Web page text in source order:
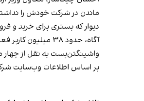
ماندن در شرکت خودش را
آگاه، حدود ۳۸ میلیون کاربر فعال دارد.
واشینگتن‌پست به نقل از چهار
بر اساس اطلاعات وب‌سایت شرکت مادر